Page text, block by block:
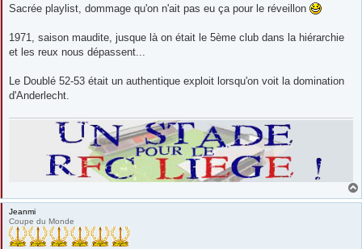
Sacrée playlist, dommage qu'on n'ait pas eu ça pour le réveillon
1971, saison maudite, jusque là on était le 5ème club dans la hiérarchie
et les reux nous dépassent...
Le Doublé 52-53 était un authentique exploit lorsqu'on voit la domination
d'Anderlecht.
Jeanmi
Coupe du Monde